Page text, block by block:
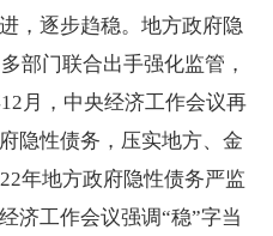
，逐步趋稳。地方政府隐
部门联合出手强化监管，
月，中央经济工作会议再
隐性债务，压实地方、金
年地方政府隐性债务严监
济工作会议强调“稳”字当